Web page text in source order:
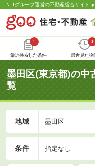
NTTグループ運営の不動産総合サイト
1
最近検索した条件
0
最近見た物
墨田区(東京都)の中
覧
地域 墨田区
条件 指定なし